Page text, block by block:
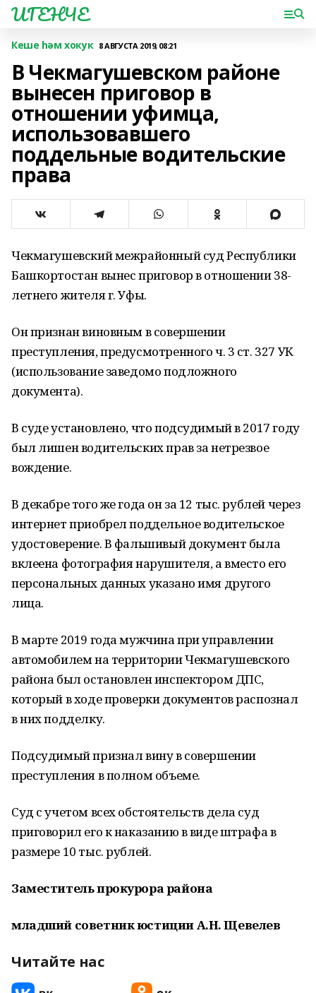
ИГЕНЧЕ
Кеше һәм хокук 8 АВГУСТА 2019, 08:21
В Чекмагушевском районе
вынесен приговор в
отношении уфимца,
использовавшего
поддельные водительские
права
Чекмагушевский межрайонный суд Республики
Башкортостан вынес приговор в отношении 38-
летнего жителя г. Уфы.
Он признан виновным в совершении
преступления, предусмотренного ч. 3 ст. 327 УК
(использование заведомо подложного
документа).
В суде установлено, что подсудимый в 2017 году
был лишен водительских прав за нетрезвое
вождение.
В декабре того же года он за 12 тыс. рублей через
интернет приобрел поддельное водительское
удостоверение. В фальшивый документ была
вклеена фотография нарушителя, а вместо его
персональных данных указано имя другого
лица.
В марте 2019 года мужчина при управлении
автомобилем на территории Чекмагушевского
района был остановлен инспектором ДПС,
который в ходе проверки документов распознал
в них подделку.
Подсудимый признал вину в совершении
преступления в полном объеме.
Суд с учетом всех обстоятельств дела суд
приговорил его к наказанию в виде штрафа в
размере 10 тыс. рублей.
Заместитель прокурора района
младший советник юстиции А.Н. Щевелев
Читайте нас